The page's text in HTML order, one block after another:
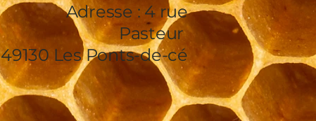
Adresse : 4 rue
Pasteur
49130 Les Ponts-de-cé